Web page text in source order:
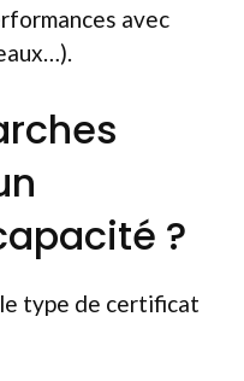
avec
?
type de certificat